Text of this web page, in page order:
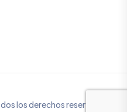
los derechos reservados